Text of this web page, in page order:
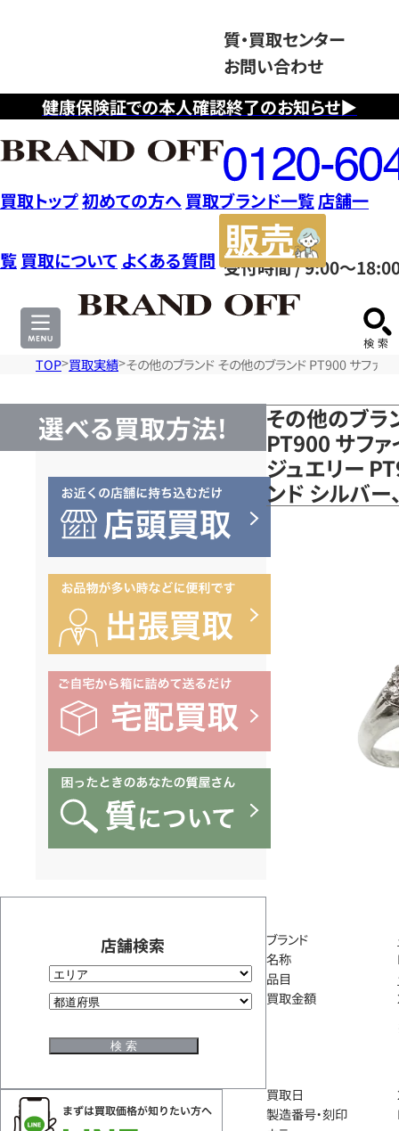
健康保険証での本人確認終了のお知らせ▶
質・買取センター
お問い合わせ
フ
リ
ー
ダ
イ
ヤ
ル
0120604117
受付時間 / 9:00～
買取トップ初めての方へ 買取ブランド一覧店舗一
覧 買取について よくある質問
サ
TOP 買取実績 その他のブランド その他のブランド PT900 サファ
選べる買取方法!
店舗検索
その他のブラ
PT900 サファ
ジュエリー
ンド シルバ
ブランド
名称
品目
買取金額
買取日
製造番号・刻印